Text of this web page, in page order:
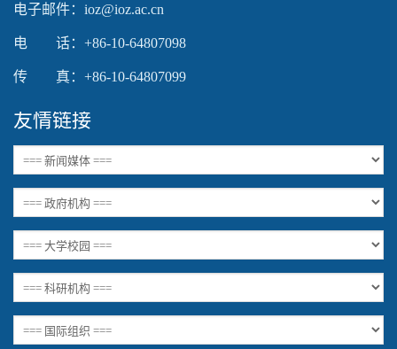
电子邮件：ioz@ioz.ac.cn
电 话：+86-10-64807098
传 真：+86-10-64807099
友情链接